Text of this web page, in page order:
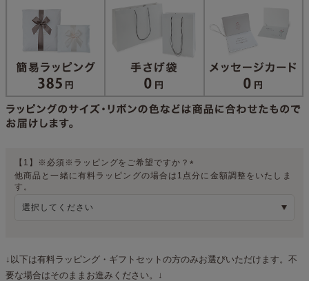
【1】※必須※ラッピングをご希望ですか？
(
他商品と一緒に有料ラッピングの場合は1点分に金額調整をいたしま
す。
↓以下は有料ラッピング・ギフトセットの方のみお選びいただけます。不
要な場合はそのままお進みください。↓